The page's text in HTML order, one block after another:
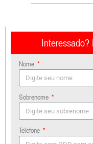
Nome
Sobrenome
Telefone